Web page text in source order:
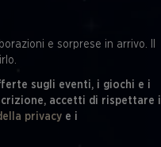
e sorprese in arrivo. Il
sugli eventi, i giochi e i
accetti di rispettare i
privacy e i